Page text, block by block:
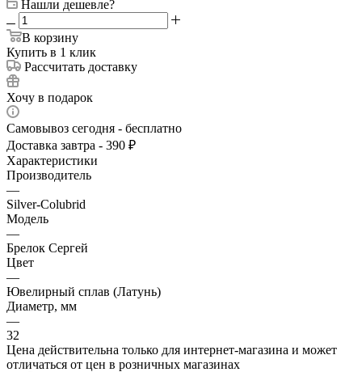
Нашли дешевле?
В корзину
Купить в 1 клик
Рассчитать доставку
Хочу в подарок
Самовывоз сегодня - бесплатно
Доставка завтра - 390 ₽
Характеристики
Производитель
—
Silver-Colubrid
Модель
—
Брелок Сергей
Цвет
—
Ювелирный сплав (Латунь)
Диаметр, мм
—
32
Цена действительна только для интернет-магазина и может
отличаться от цен в розничных магазинах